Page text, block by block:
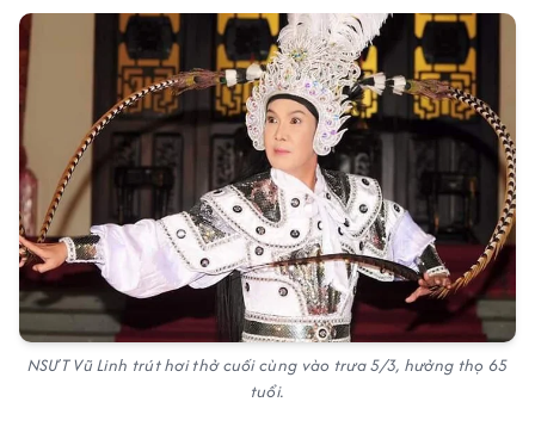
NSƯT Vũ Linh trút hơi thở cuối cùng vào trưa 5/3, hưởng thọ 65
tuổi.